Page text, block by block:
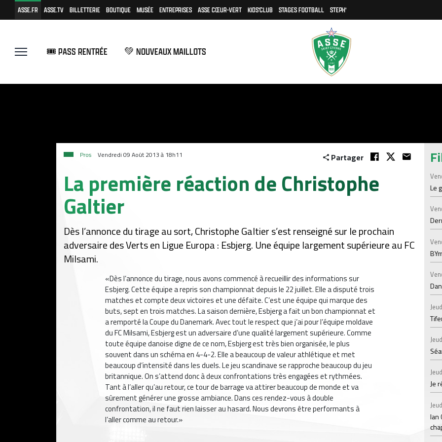
ASSE.FR ASSE.TV BILLETTERIE BOUTIQUE MUSÉE ENTREPRISES ASSE CŒUR-VERT KIDS'CLUB STAGES FOOTBALL STEPH'
🎟️ PASS RENTRÉE 💚 NOUVEAUX MAILLOTS
Pros Vendredi 09 Août 2013 à 18h11 Partager
La première réaction de Christophe
Galtier
Dès l’annonce du tirage au sort, Christophe Galtier s’est renseigné sur le prochain
adversaire des Verts en Ligue Europa : Esbjerg. Une équipe largement supérieure au FC
Milsami.
«Dès l’annonce du tirage, nous avons commencé à recueillir des informations sur
Esbjerg. Cette équipe a repris son championnat depuis le 22 juillet. Elle a disputé trois
matches et compte deux victoires et une défaite. C’est une équipe qui marque des
buts, sept en trois matches. La saison dernière, Esbjerg a fait un bon championnat et
a remporté la Coupe du Danemark. Avec tout le respect que j’ai pour l’équipe moldave
du FC Milsami, Esbjerg est un adversaire d’une qualité largement supérieure. Comme
toute équipe danoise digne de ce nom, Esbjerg est très bien organisée, le plus
souvent dans un schéma en 4-4-2. Elle a beaucoup de valeur athlétique et met
beaucoup d’intensité dans les duels. Le jeu scandinave se rapproche beaucoup du jeu
britannique. On s’attend donc à deux confrontations très engagées et rythmées.
Tant à l’aller qu’au retour, ce tour de barrage va attirer beaucoup de monde et va
sûrement générer une grosse ambiance. Dans ces rendez-vous à double
confrontation, il ne faut rien laisser au hasard. Nous devrons être performants à
l’aller comme au retour.»
Le
Je
Ian